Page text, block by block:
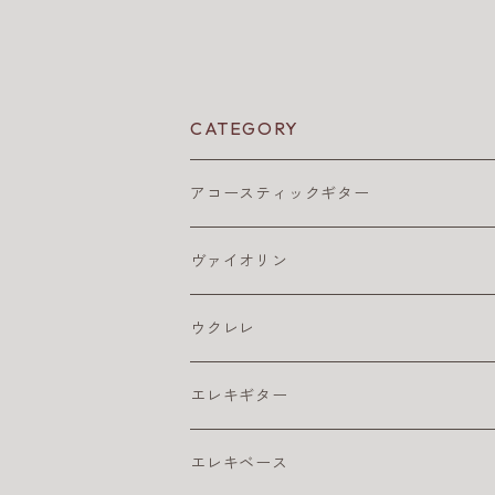
CATEGORY
アコースティックギター
アコギ アクセサリ
アコギ チューナー
アコギ ピックアップ
アコギ アンプ
アコギ 弦
アコギ弦 お買得パック
アコギ本体
ヴァイオリン
バイオリン弦
4/4
松脂
ウクレレ
ウクレレ アクセサリ
ウクレレ チューナー
ウクレレベース
エレキギター
エレキ アクセサリ
エレキベース